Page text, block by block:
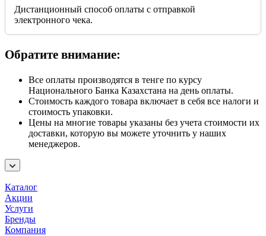
Дистанционный способ оплаты с отправкой
электронного чека.
Обратите внимание:
Все оплаты производятся в тенге по курсу
Национального Банка Казахстана на день оплаты.
Стоимость каждого товара включает в себя все налоги и
стоимость упаковки.
Цены на многие товары указаны без учета стоимости их
доставки, которую вы можете уточнить у наших
менеджеров.
Каталог
Акции
Услуги
Бренды
Компания